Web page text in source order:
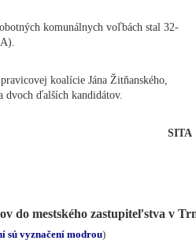
komunálnych voľbách stal 32-
koalície Jána Žitňanského,
dvoch ďalších kandidátov.
SITA
do mestského zastupiteľstva v
sú vyznačení modrou)